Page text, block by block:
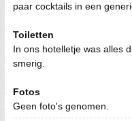
paar cocktails in een
Toiletten
In ons hotelletje was alles
smerig.
Fotos
Geen foto's genomen.